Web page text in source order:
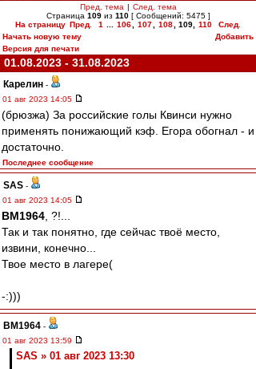
Пред. тема | След. тема
Страница 109из 110[ Сообщений: 5475 ]
На страницу Пред. 1 106 107 108 109 110
След.
Начать новую тему
Добавить
Версия для печати
01.08.2023 - 31.08.2023
Карелин -
01 авг 2023 14:05
(брюзжа) За российские голы Квинси нужно
применять понижающий кэф. Егора обогнал - и
достаточно.
Последнее сообщение
SAS -
01 авг 2023 14:05
BM1964 , ?!...
Так и так понятно, где сейчас твоё место,
извини, конечно...
Твое место в лагере(
-:)))
BM1964 -
01 авг 2023 13:59
SAS » 01 авг 2023 13:30